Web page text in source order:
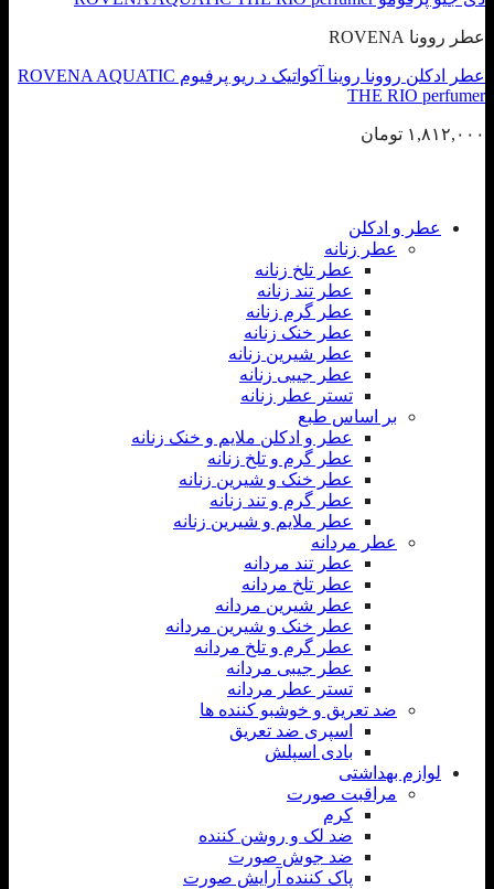
عطر روونا ROVENA
عطر ادکلن روونا روینا آکواتیک د ریو پرفیوم ROVENA AQUATIC
THE RIO perfumer
۱,۸۱۲,۰۰۰ تومان
عطر و ادکلن
عطر زنانه
عطر تلخ زنانه
عطر تند زنانه
عطر گرم زنانه
عطر خنک زنانه
عطر شیرین زنانه
عطر جیبی زنانه
تستر عطر زنانه
بر اساس طبع
عطر و ادکلن ملایم و خنک زنانه
عطر گرم و تلخ زنانه
عطر خنک و شیرین زنانه
عطر گرم و تند زنانه
عطر ملایم و شیرین زنانه
عطر مردانه
عطر تند مردانه
عطر تلخ مردانه
عطر شیرین مردانه
عطر خنک و شیرین مردانه
عطر گرم و تلخ مردانه
عطر جیبی مردانه
تستر عطر مردانه
ضد تعریق و خوشبو کننده ها
اسپری ضد تعریق
بادی اسپلش
لوازم بهداشتی
مراقبت صورت
کرم
ضد لک و روشن کننده
ضد جوش صورت
پاک کننده آرایش صورت